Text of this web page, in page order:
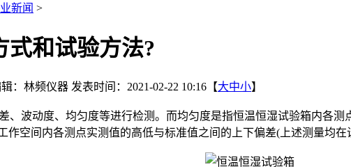
新闻 >
式和试验方法?
：林频仪器 发表时间：2021-02-22 10:16【大中小】
、波动度、均匀度等进行检测。而均匀度是指恒温恒湿试验箱内各
空间内各测点实测值的高低与标准值之间的上下偏差(上述测量均在